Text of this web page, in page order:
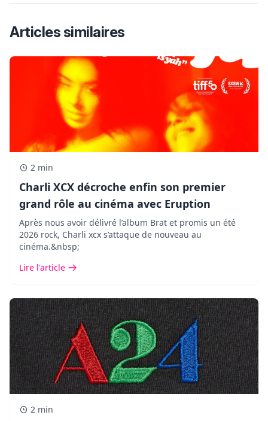
Articles similaires
2 min
Charli XCX décroche enfin son premier
grand rôle au cinéma avec Eruption
Après nous avoir délivré l’album Brat et promis un été
2026 rock, Charli xcx s’attaque de nouveau au
cinéma.&nbsp;
Lire l'article
2 min